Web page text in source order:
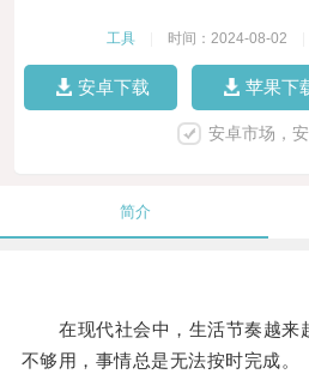
工具 时间：2024-08-02
安卓下载 苹果下
安卓市场，
简介
在现代社会中，生活节奏越来
不够用，事情总是无法按时完成。